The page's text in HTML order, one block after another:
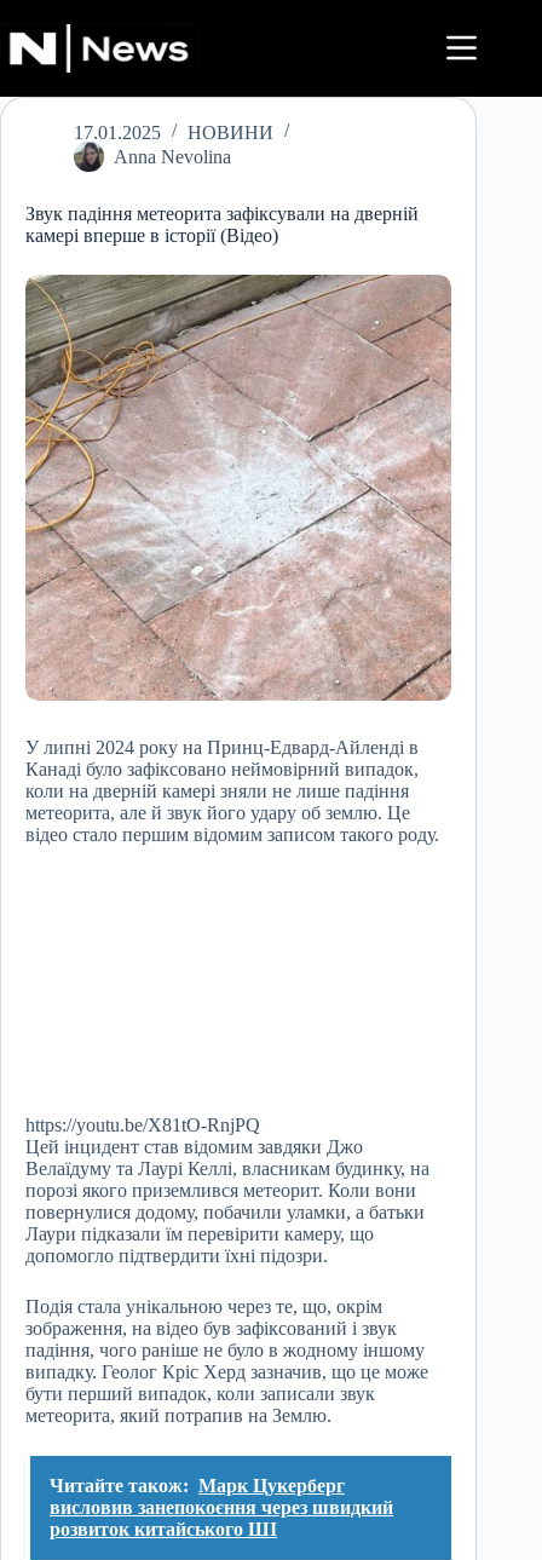
до
вмісту
17.01.2025
НОВИНИ
Anna Nevolina
Звук падіння метеорита зафіксували на дверній
камері вперше в історії (Відео)
У липні 2024 року на Принц-Едвард-Айленді в
Канаді було зафіксовано неймовірний випадок,
коли на дверній камері зняли не лише падіння
метеорита, але й звук його удару об землю. Це
відео стало першим відомим записом такого роду.
https://youtu.be/X81tO-RnjPQ
Цей інцидент став відомим завдяки Джо
Велаїдуму та Лаурі Келлі, власникам будинку, на
порозі якого приземлився метеорит. Коли вони
повернулися додому, побачили уламки, а батьки
Лаури підказали їм перевірити камеру, що
допомогло підтвердити їхні підозри.
Подія стала унікальною через те, що, окрім
зображення, на відео був зафіксований і звук
падіння, чого раніше не було в жодному іншому
випадку. Геолог Кріс Херд зазначив, що це може
бути перший випадок, коли записали звук
метеорита, який потрапив на Землю.
Читайте також: Марк Цукерберг
висловив занепокоєння через швидкий
розвиток китайського ШІ